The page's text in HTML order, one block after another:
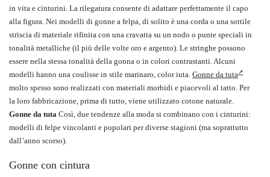
in vita e cinturini. La rilegatura consente di adattare perfettamente il capo
alla figura. Nei modelli di gonne a felpa, di solito è una corda o una sottile
striscia di materiale rifinita con una cravatta su un nodo o punte speciali in
tonalità metalliche (il più delle volte oro e argento). Le stringhe possono
essere nella stessa tonalità della gonna o in colori contrastanti. Alcuni
modelli hanno una coulisse in stile marinaro, color iuta. Gonne da tuta
molto spesso sono realizzati con materiali morbidi e piacevoli al tatto. Per
la loro fabbricazione, prima di tutto, viene utilizzato cotone naturale.
Gonne da tuta Così, due tendenze alla moda si combinano con i cinturini:
modelli di felpe vincolanti e popolari per diverse stagioni (ma soprattutto
dall’anno scorso).
Gonne con cintura